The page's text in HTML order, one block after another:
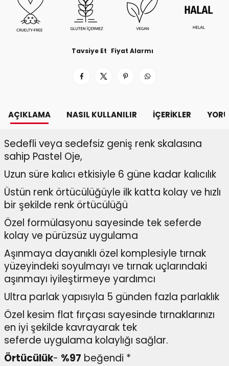
Tavsiye Et Fiyat Alarmı
AÇIKLAMA NASIL KULLANILIR İÇERIKLER
Sedefli veya sedefsiz geniş renk skalasına
sahip Pastel Oje,
Uzun süre kalıcı etkisiyle 6 güne kadar kalıcılık
Üstün renk örtücülüğüyle ilk katta kolay ve hızlı
bir şekilde renk örtücülüğü
Özel formülasyonu sayesinde tek seferde
kolay ve pürüzsüz uygulama
Aşınmaya dayanıklı özel komplesiyle tırnak
yüzeyindeki soyulmayı ve tırnak uçlarındaki
aşınmayı iyileştirmeye yardımcı
Ultra parlak yapısıyla 5 günden fazla parlaklık
Özel kesim flat fırçası sayesinde tırnaklarınızı
en iyi şekilde kavrayarak tek
seferde uygulama kolaylığı sağlar.
Örtücülük- %97 beğendi *